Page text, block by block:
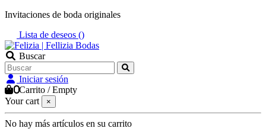
Invitaciones de boda originales
Lista de deseos ()
Buscar
Iniciar sesión
0Carrito /Empty
Your cart
×
No hay más artículos en su carrito